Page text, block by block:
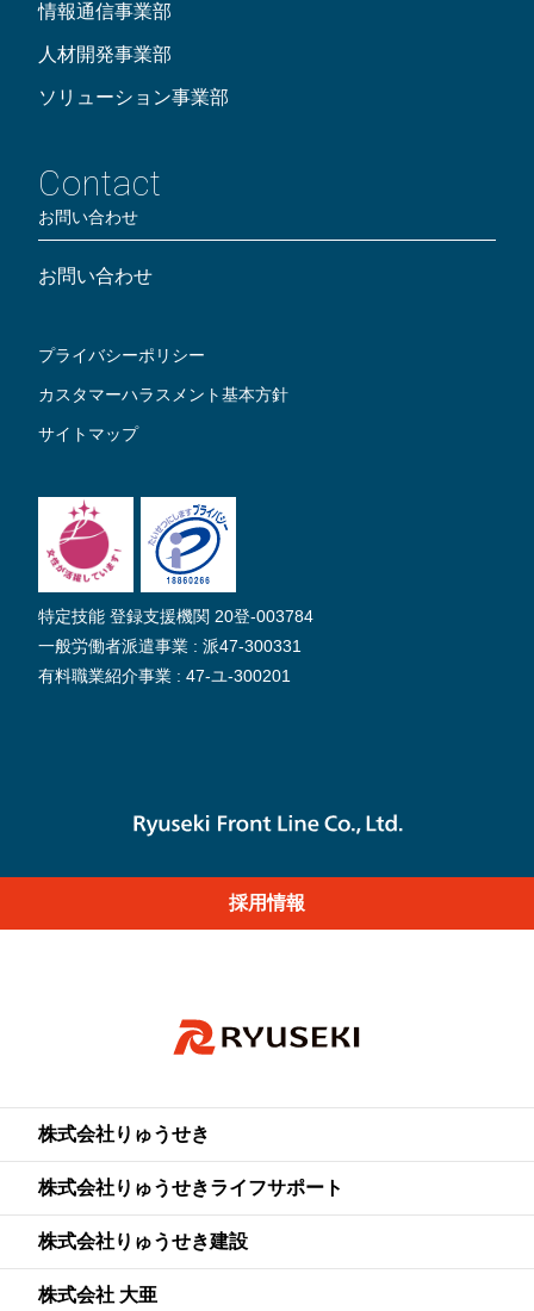
情報通信事業部
人材開発事業部
ソリューション事業部
Contact
お問い合わせ
お問い合わせ
プライバシーポリシー
カスタマーハラスメント基本方針
サイトマップ
特定技能 登録支援機関 20登-003784
一般労働者派遣事業 : 派47-300331
有料職業紹介事業 : 47-ユ-300201
採用情報
株式会社りゅうせき
株式会社りゅうせきライフサポート
株式会社りゅうせき建設
株式会社 大亜